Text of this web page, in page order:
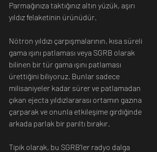
Parmağınıza taktığınız altın yüzük, aşırı
yıldız felaketinin ürünüdür.
Nötron yıldızı çarpışmalarının, kısa süreli
gama ışını patlaması veya SGRB olarak
bilinen bir tür gama ışını patlaması
ürettiğini biliyoruz. Bunlar sadece
milisaniyeler kadar sürer ve patlamadan
çıkan ejecta yıldızlararası ortamın gazına
çarparak ve onunla etkileşime girdiğinde
arkada parlak bir parıltı bırakır.
Tipik olarak, bu SGRB'ler radyo dalga